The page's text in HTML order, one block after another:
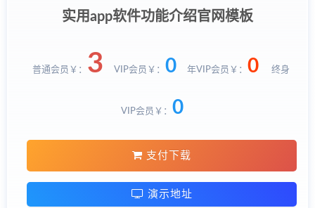
实用app软件功能介绍官网模板
普通会员￥： 3 VIP会员￥： 0 年VIP会员￥： 0 终身
VIP会员￥： 0
支付下载
演示地址